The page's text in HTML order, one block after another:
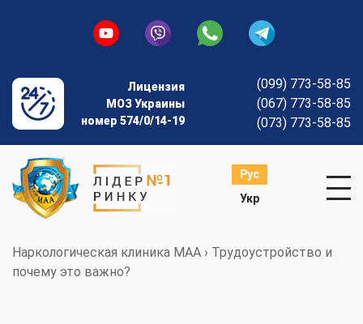
Лицензия
МОЗ Украины
номер 574/0/14-19
(099) 773-58-85
(067) 773-58-85
(073) 773-58-85
Рус
Укр
Наркологическая клиника МАА › Трудоустройство и
почему это важно?